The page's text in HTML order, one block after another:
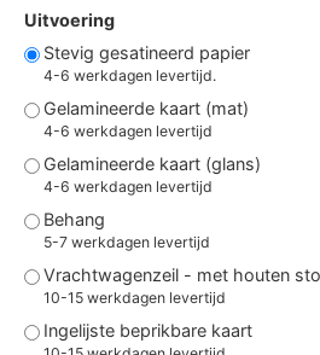
Uitvoering
Stevig gesatineerd papier
4-6 werkdagen levertijd.
Gelamineerde kaart (mat)
4-6 werkdagen levertijd
Gelamineerde kaart (glans)
4-6 werkdagen levertijd
Behang
5-7 werkdagen levertijd
Vrachtwagenzeil - met houten
10-15 werkdagen levertijd
Ingelijste beprikbare kaart